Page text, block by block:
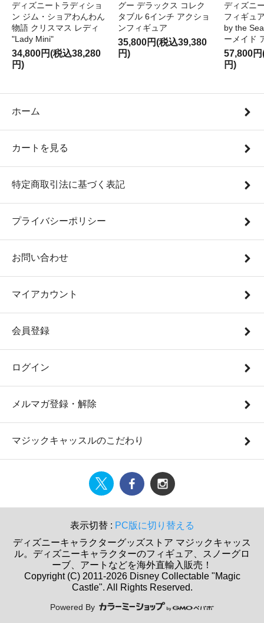
ディズニートラディショ
ン ジム・ショアわんわん
物語 クリスマス レディ
"Lady Mini"
34,800円(税込38,280
円)
グー デラックス コレク
タブル 6インチ アクショ
ンフィギュア
35,800円(税込39,380
円)
ディズニ
フィギュ
by the
ーメイド
57,800
円)
ホーム
カートを見る
特定商取引法に基づく表記
プライバシーポリシー
お問い合わせ
マイアカウント
会員登録
ログイン
メルマガ登録・解除
マジックキャッスルのこだわり
表示切替 : PC版に切り替える
ディズニーキャラクターグッズストア マジックキャッス
ル。ディズニーキャラクターのフィギュア、スノーグロ
ーブ、アートなどを海外直輸入販売！
Copyright (C) 2011-2026 Disney Collectable "Magic
Castle". All Rights Reserved.
Powered By